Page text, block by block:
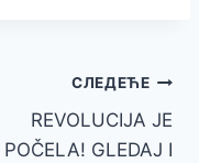
СЛЕДЕЋЕ
REVOLUCIJA JE
POČELA! GLEDAJ I